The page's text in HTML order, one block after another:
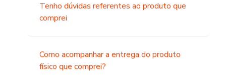
Tenho dúvidas referentes ao produto que
comprei
Como acompanhar a entrega do produto
físico que comprei?